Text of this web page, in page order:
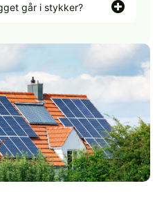
går i stykker?